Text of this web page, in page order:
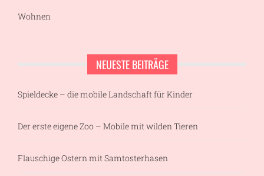
Wohnen
NEUESTE BEITRÄGE
Spieldecke – die mobile Landschaft für Kinder
Der erste eigene Zoo – Mobile mit wilden Tieren
Flauschige Ostern mit Samtosterhasen